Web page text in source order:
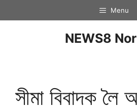
Menu
NEWS8
সীমা বিবাদক লৈ